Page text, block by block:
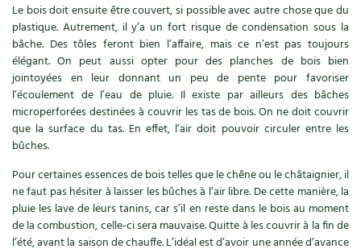
Autonomie
Enfants
Actions pour la planète
Les 4 saisons
Archives
Carnets de saison
Le bois doit ensuite être couvert, si possible avec autre chose que du
plastique. Autrement, il y’a un fort risque de condensation sous la
bâche. Des tôles feront bien l’affaire, mais ce n’est pas toujours
élégant. On peut aussi opter pour des planches de bois bien
jointoyées en leur donnant un peu de pente pour favoriser
l’écoulement de l’eau de pluie. Il existe par ailleurs des bâches
microperforées destinées à couvrir les tas de bois. On ne doit couvrir
que la surface du tas. En effet, l’air doit pouvoir circuler entre les
bûches.
Pour certaines essences de bois telles que le chêne ou le châtaignier, il
ne faut pas hésiter à laisser les bûches à l’air libre. De cette manière, la
pluie les lave de leurs tanins, car s’il en reste dans le bois au moment
de la combustion, celle-ci sera mauvaise. Quitte à les couvrir à la fin de
l’été, avant la saison de chauffe. L’idéal est d’avoir une année d’avance